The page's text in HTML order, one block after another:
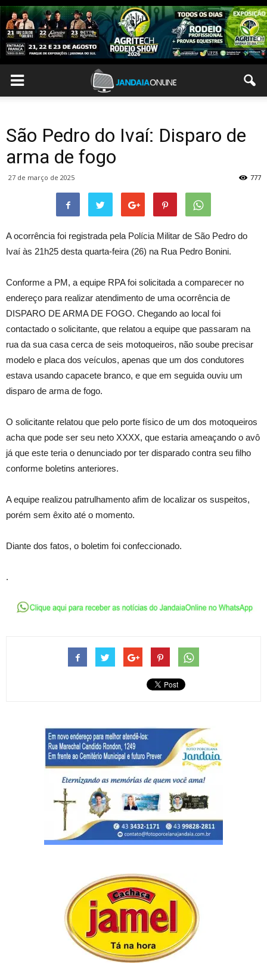
São Pedro do Ivaí: Disparo de
arma de fogo
27 de março de 2025 777
A ocorrência foi registrada pela Polícia Militar de São Pedro do
Ivaí às 21h25 desta quarta-feira (26) na Rua Pedro Bonini.
Conforme a PM, a equipe RPA foi solicitada a comparecer no
endereço para realizar atendimento de uma ocorrência de
DISPARO DE ARMA DE FOGO. Chegando ao local foi
contactado o solicitante, que relatou a equipe que passaram na
rua da sua casa cerca de seis motoqueiros, não soube precisar
modelo e placa dos veículos, apenas que um dos condutores
estava usando capacete branco, e que em seguida ouviu um
disparo de arma de fogo.
O solicitante relatou que pelo porte físico de um dos motoqueiros
acha que pode ser seu neto XXXX, que estaria ameaçando o avô
já que este teria o denunciado por ter disparado contra seu filho
conforme boletins anteriores.
A equipe realizou patrulhamento afim de localizar os suspeitos,
porém sem êxito até o momento.
Diante dos fatos, o boletim foi confeccionado.
.